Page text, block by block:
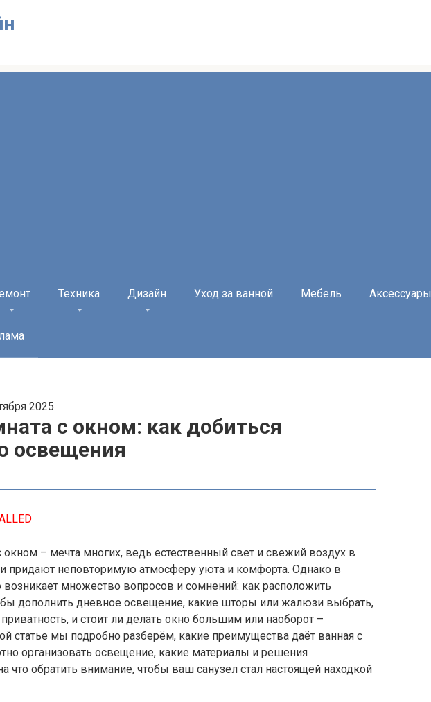
Техника Дизайн Уход за ванной Мебель Аксессуары
2025
с окном: как добиться
освещения
окном – мечта многих, ведь естественный свет и свежий воздух в
придают неповторимую атмосферу уюта и комфорта. Однако в
возникает множество вопросов и сомнений: как расположить
дополнить дневное освещение, какие шторы или жалюзи выбрать,
и стоит ли делать окно большим или наоборот –
статье мы подробно разберём, какие преимущества даёт ванная с
организовать освещение, какие материалы и решения
что обратить внимание, чтобы ваш санузел стал настоящей находкой